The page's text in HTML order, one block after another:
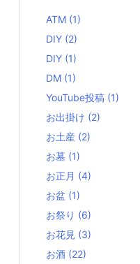
ATM (1)
DIY (2)
DIY (1)
DM (1)
YouTube投稿 (1)
お出掛け (2)
お土産 (2)
お墓 (1)
お正月 (4)
お盆 (1)
お祭り (6)
お花見 (3)
お酒 (22)